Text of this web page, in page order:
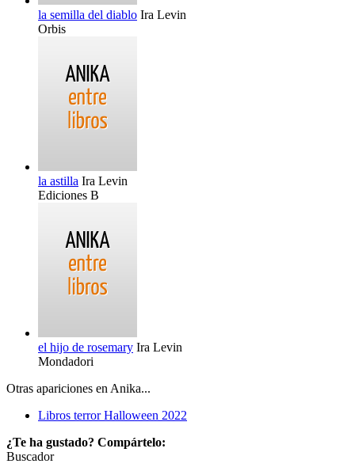
la semilla del diablo Ira Levin
Orbis
la astilla Ira Levin
Ediciones B
el hijo de rosemary Ira Levin
Mondadori
Otras apariciones en Anika...
Libros terror Halloween 2022
¿Te ha gustado? Compártelo:
Buscador